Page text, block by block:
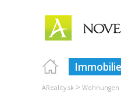
AReality.sk > Wohnungen